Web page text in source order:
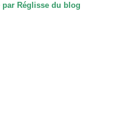
par Réglisse du blog